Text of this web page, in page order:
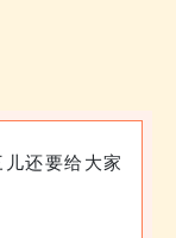
还要给大家